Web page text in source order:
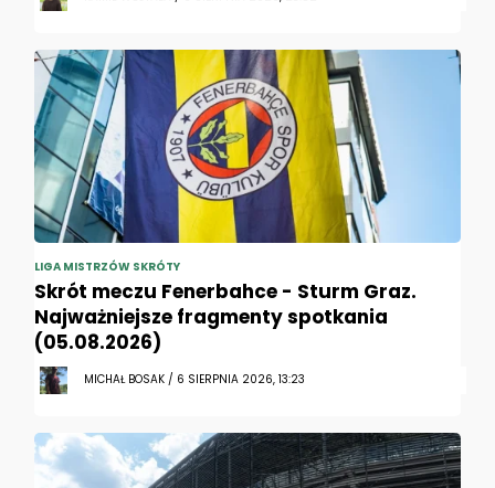
LIGA MISTRZÓW SKRÓTY
Skrót meczu Fenerbahce - Sturm Graz.
Najważniejsze fragmenty spotkania
(05.08.2026)
MICHAŁ BOSAK / 6 SIERPNIA 2026, 13:23